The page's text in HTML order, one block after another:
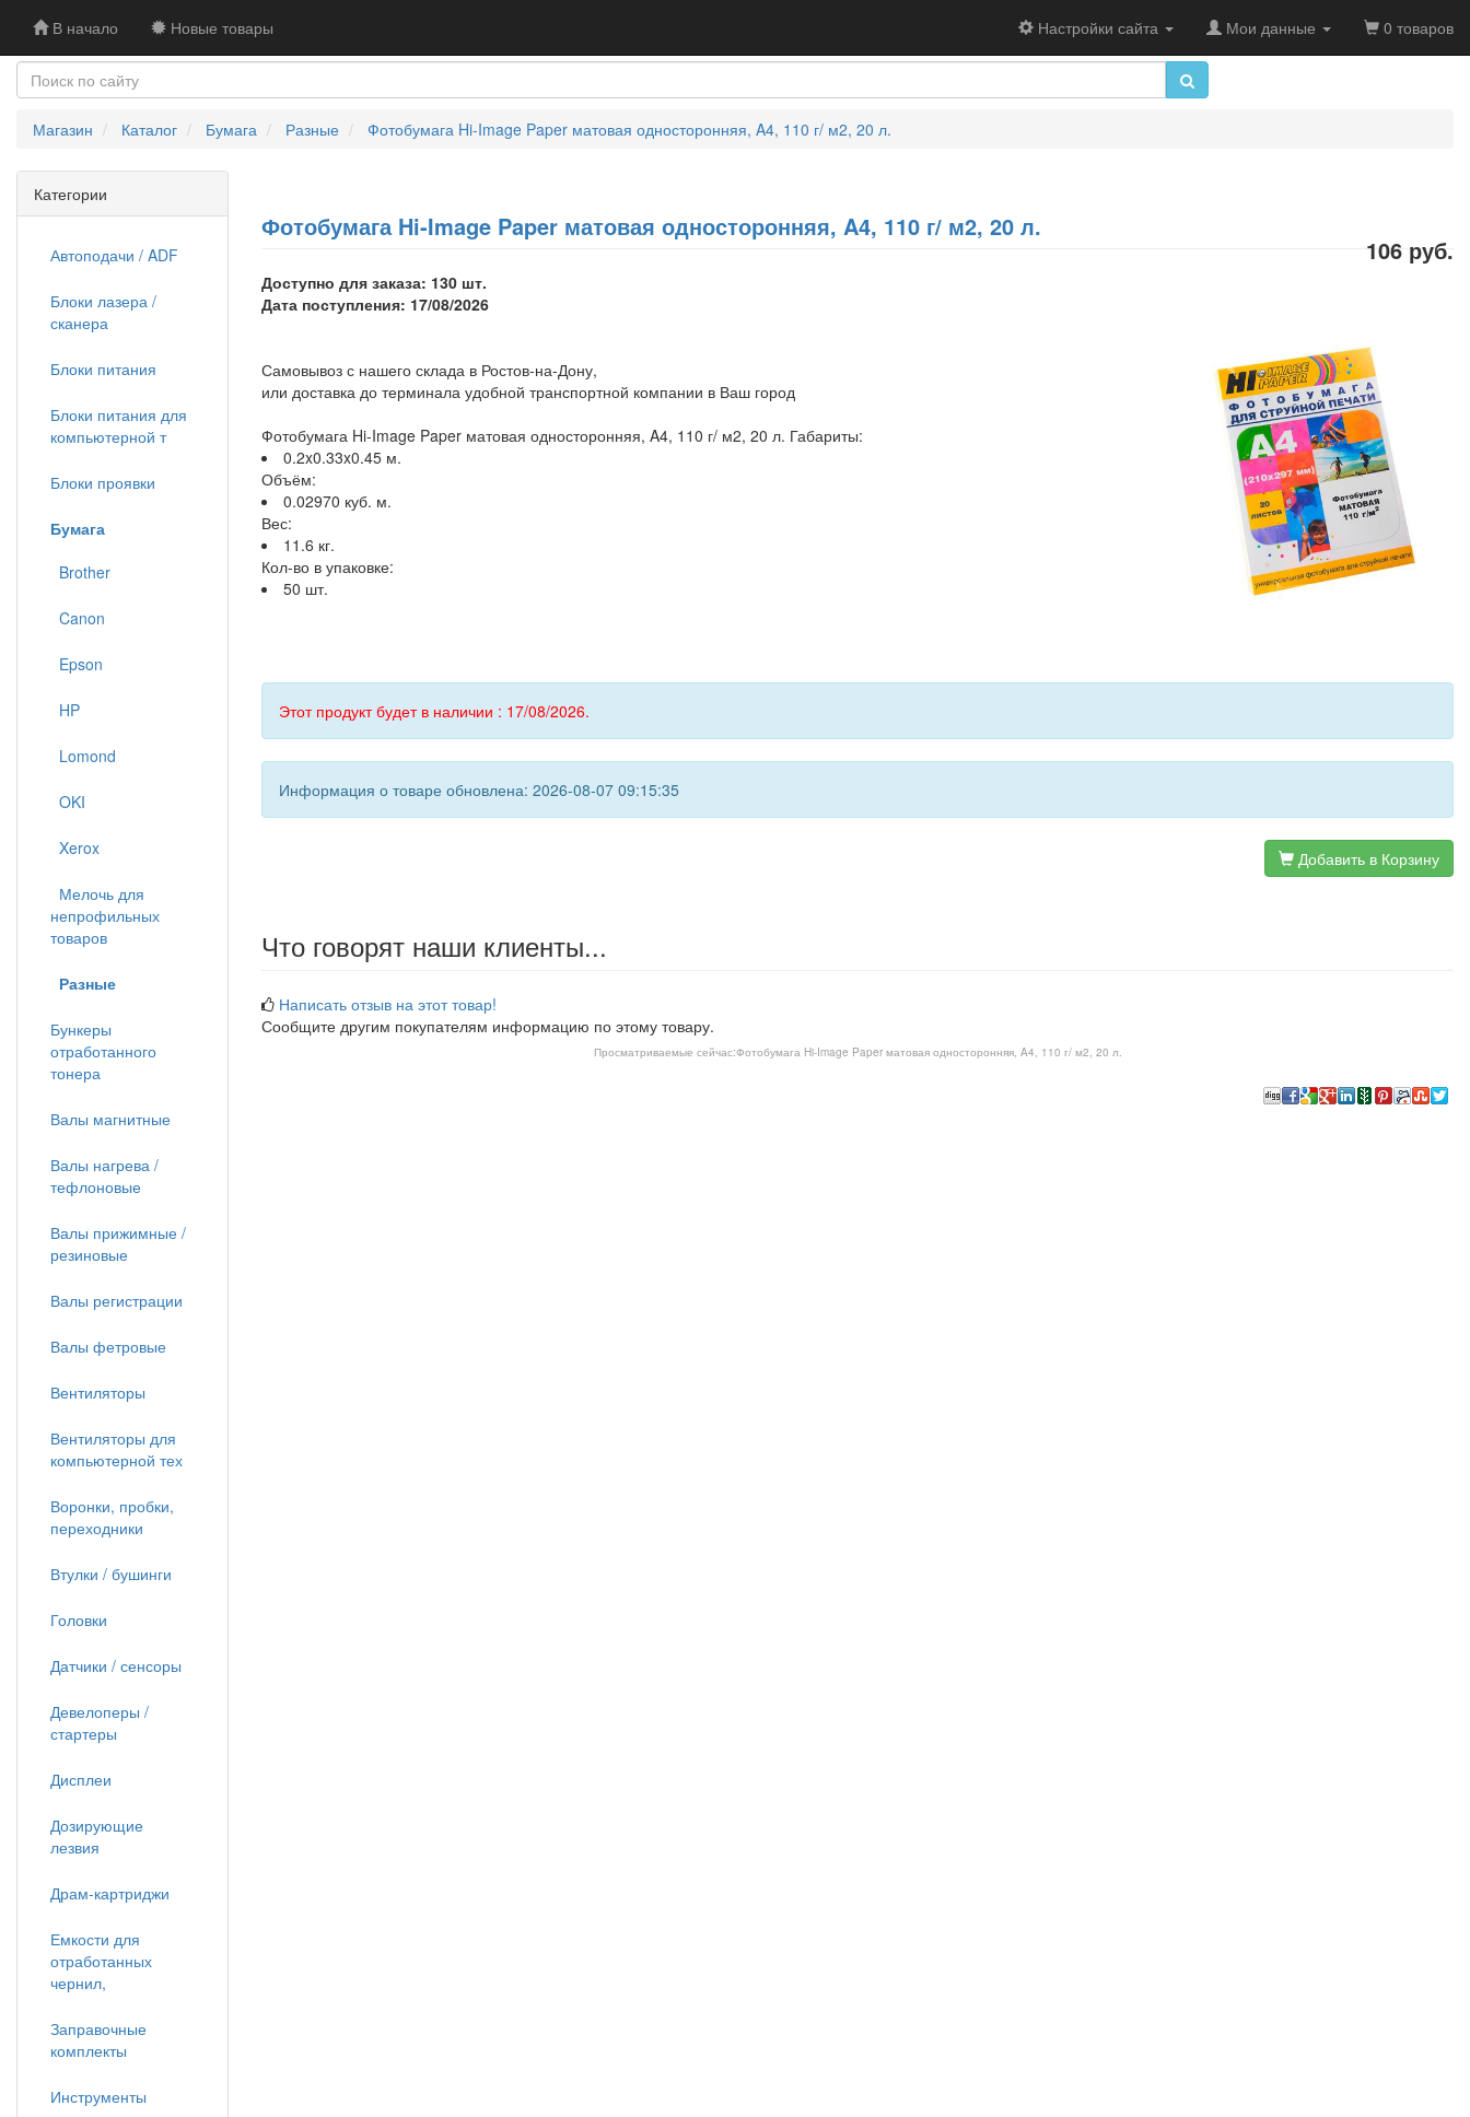
В начало Новые товары Настройки сайта Мои данные 0 товаров
Магазин Каталог Бумага Разные Фотобумага Hi-Image Paper матовая односторонняя, A4, 110 г/ м2, 20 л.
Фотобумага Hi-Image Paper матовая односторонняя, A4, 110 г/ м2, 20 л.
106 руб.
Доступно для заказа: 130 шт.
Дата поступления: 17/08/2026
Самовывоз с нашего склада в Ростов-на-Дону,
или доставка до терминала удобной транспортной компании в Ваш город
Фотобумага Hi-Image Paper матовая односторонняя, A4, 110 г/ м2, 20 л. Габариты:
0.2x0.33x0.45 м.
Объём:
0.02970 куб. м.
Вес:
11.6 кг.
Кол-во в упаковке:
50 шт.
Этот продукт будет в наличии : 17/08/2026.
Информация о товаре обновлена: 2026-08-07 09:15:35
Добавить в Корзину
Что говорят наши клиенты...
Написать отзыв на этот товар!
Сообщите другим покупателям информацию по этому товару.
Просматриваемые сейчас:Фотобумага Hi-Image Paper матовая односторонняя, A4, 110 г/ м2, 20 л.
Категории
Автоподачи / ADF
Блоки лазера /
сканера
Блоки питания
Блоки питания для
компьютерной т
Блоки проявки
Бумага
Brother
Canon
Epson
HP
Lomond
OKI
Xerox
Мелочь для
непрофильных
товаров
Разные
Бункеры
отработанного
тонера
Валы магнитные
Валы нагрева /
тефлоновые
Валы прижимные /
резиновые
Валы регистрации
Валы фетровые
Вентиляторы
Вентиляторы для
компьютерной тех
Воронки, пробки,
переходники
Втулки / бушинги
Головки
Датчики / сенсоры
Девелоперы /
стартеры
Дисплеи
Дозирующие
лезвия
Драм-картриджи
Емкости для
отработанных
чернил,
Заправочные
комплекты
Инструменты